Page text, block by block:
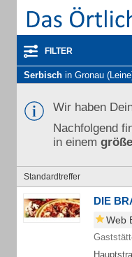
FILTER
Serbisch in Gronau
Wir haben
Nachfolgend
in einem
Standardtreffer
DIE
Web